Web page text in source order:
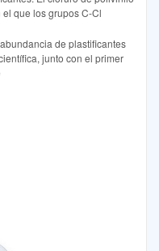
que los grupos C-Cl
de plastificantes
junto con el primer